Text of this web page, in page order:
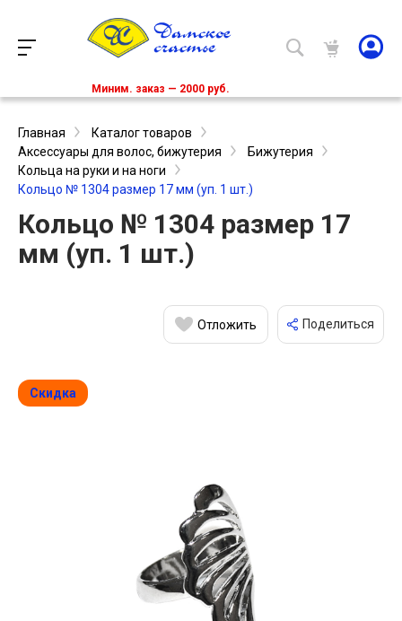
Миним. заказ — 2000 руб.
Главная
Каталог товаров
Аксессуары для волос, бижутерия
Бижутерия
Кольца на руки и на ноги
Кольцо № 1304 размер 17 мм (уп. 1 шт.)
Кольцо № 1304 размер 17
мм (уп. 1 шт.)
Отложить Поделиться
Скидка